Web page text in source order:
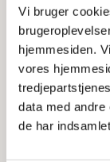
Vi bruger
hjemmesiden.
vores
data med andre
de har
Du måler din
spørgsmål om
målingerne,
af en
Den
målingerne